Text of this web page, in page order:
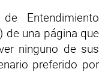
Entendimiento
de una página que
ninguno de sus
preferido por